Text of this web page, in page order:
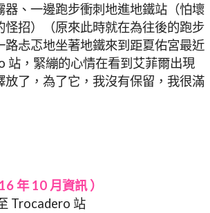
器、一邊跑步衝刺地進地鐵站（怕壞
怪招）（原來此時就在為往後的跑步
路忐忑地坐著地鐵來到距夏佑宮最近
站，緊繃的心情在看到艾菲爾出現
放了，為了它，我沒有保留，我很滿
年 10 月資訊 ）
Trocadero 站